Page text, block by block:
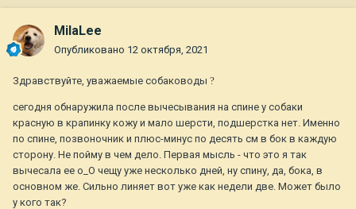
MilaLee
Опубликовано 12 октября, 2021
Здравствуйте, уважаемые собаководы ?
сегодня обнаружила после вычесывания на спине у собаки
красную в крапинку кожу и мало шерсти, подшерстка нет. Именно
по спине, позвоночник и плюс-минус по десять см в бок в каждую
сторону. Не пойму в чем дело. Первая мысль - что это я так
вычесала ее о_О чещу уже несколько дней, ну спину, да, бока, в
основном же. Сильно линяет вот уже как недели две. Может было
у кого так?